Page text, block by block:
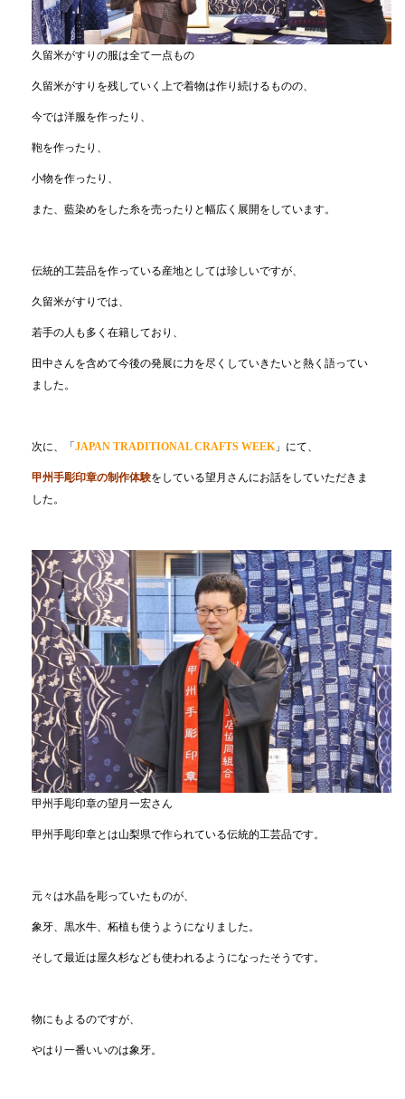
久留米がすりの服は全て一点もの
久留米がすりを残していく上で着物は作り続けるものの、
今では洋服を作ったり、
鞄を作ったり、
小物を作ったり、
また、藍染めをした糸を売ったりと幅広く展開をしています。
伝統的工芸品を作っている産地としては珍しいですが、
久留米がすりでは、
若手の人も多く在籍しており、
田中さんを含めて今後の発展に力を尽くしていきたいと熱く語ってい
ました。
次に、「 JAPAN TRADITIONAL CRAFTS WEEK」にて、
甲州手彫印章の制作体験をしている望月さんにお話をしていただきま
した。
甲州手彫印章の望月一宏さん
甲州手彫印章とは山梨県で作られている伝統的工芸品です。
元々は水晶を彫っていたものが、
象牙、黒水牛、柘植も使うようになりました。
そして最近は屋久杉なども使われるようになったそうです。
物にもよるのですが、
やはり一番いいのは象牙。